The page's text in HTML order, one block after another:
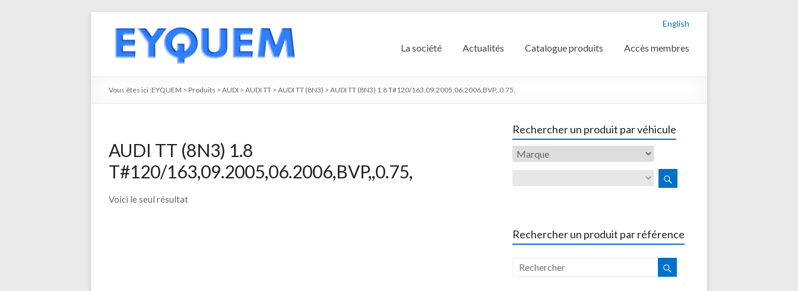
English
La société Actualités Catalogue produits Accès membres
Vous êtes ici :EYQUEM > Produits > AUDI > AUDI TT > AUDI TT (8N3) > AUDI TT (8N3) 1.8 T#120/163,09.2005,06.2006,BVP,,0.75,
AUDI TT (8N3) 1.8
T#120/163,09.2005,06.2006,BVP,,0.75,
Voici le seul résultat
Rechercher un produit par véhicule
Rechercher un produit par référence